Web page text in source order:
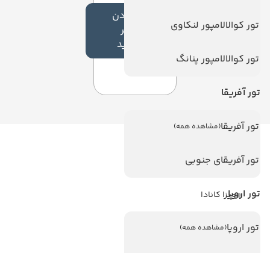
تور کوالالامپور لنکاوی
تور کوالالامپور پنانگ
تور آفریقا
تور آفریقا(مشاهده همه)
تور آفریقای جنوبی
تور اروپا
تور اروپا(مشاهده همه)
افزودن
نظر
جدید
لینک های مفید
ویزا کانادا